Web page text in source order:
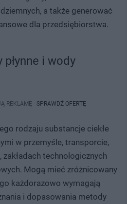
a także generować
dla przedsiębiorstwa.
i wody
REKLAMĘ - SPRAWDŹ OFERTĘ
rodzaju substancje ciekłe
w przemyśle, transporcie,
technologicznych
Mogą mieć zróżnicowany
każdorazowo wymagają
i dopasowania metody